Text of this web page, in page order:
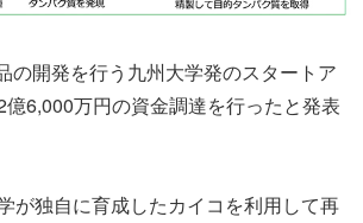
の開発を行う九州大学発のスタートア
億6,000万円の資金調達を行ったと発表
が独自に育成したカイコを利用して再